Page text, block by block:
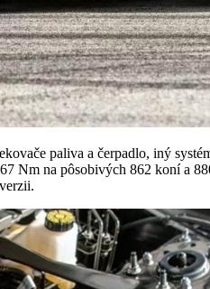
paliva a čerpadlo, iný
Nm na pôsobivých 862 koní a